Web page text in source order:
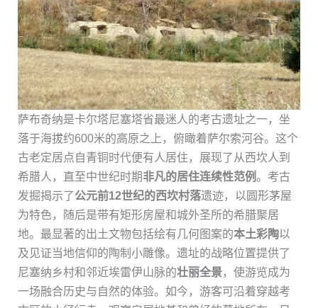
萨布奇纳是卡尔塔尼塞塔省最迷人的考古遗址之一，坐
落于海拔约600米的高原之上，俯瞰着萨尔索河谷。这个
古老定居点自青铜时代便有人居住，展现了从西坎人到
希腊人，直至中世纪时期非凡的居住连续性范例。考古
发掘揭示了公元前12世纪的西坎村落遗迹，以圆形茅屋
为特色，随后是带有矩形房屋和城外圣所的希腊聚居
地。最显著的出土文物包括绘有几何图案的本土彩陶以
及见证当地信仰的陶制小雕像。遗址的战略位置提供了
尼塞纳乡村和邻近埃雷伊山脉的壮丽全景，使游览成为
一场融合历史与自然的体验。如今，游客可沿着穿越考